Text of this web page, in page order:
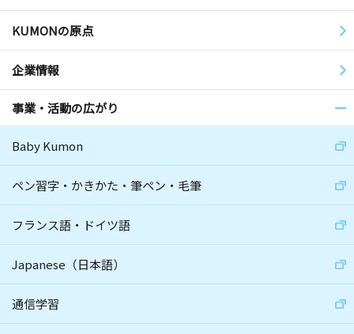
KUMONの原点
企業情報
事業・活動の広がり
Baby Kumon
ペン習字・かきかた・筆ペン・毛筆
フランス語・ドイツ語
Japanese（日本語）
通信学習